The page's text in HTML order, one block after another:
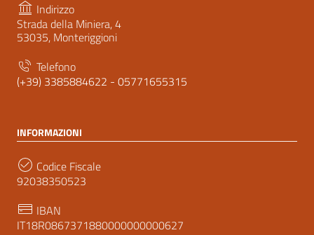
Indirizzo
Strada della Miniera, 4
53035, Monteriggioni
Telefono
(+39) 3385884622 - 05771655315
INFORMAZIONI
Codice Fiscale
92038350523
IBAN
IT18R0867371880000000000627